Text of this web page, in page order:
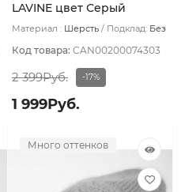
LAVINE цвет Серый
Материал : Шерсть Подклад: Без
Код товара: CAN00200074303
2 399Руб. -17%
1 999Руб.
Много оттенков